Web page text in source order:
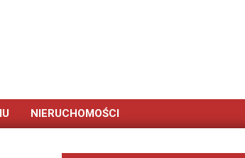
NIERUCHOMOŚCI